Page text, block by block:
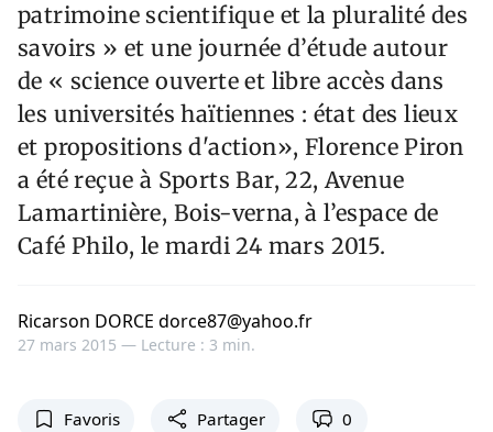
patrimoine scientifique et la pluralité des
savoirs » et une journée d’étude autour
de « science ouverte et libre accès dans
les universités haïtiennes : état des lieux
et propositions d'action», Florence Piron
a été reçue à Sports Bar, 22, Avenue
Lamartinière, Bois-verna, à l’espace de
Café Philo, le mardi 24 mars 2015.
Ricarson DORCE dorce87@yahoo.fr
27 mars 2015 — Lecture : 3 min.
Favoris Partager 0